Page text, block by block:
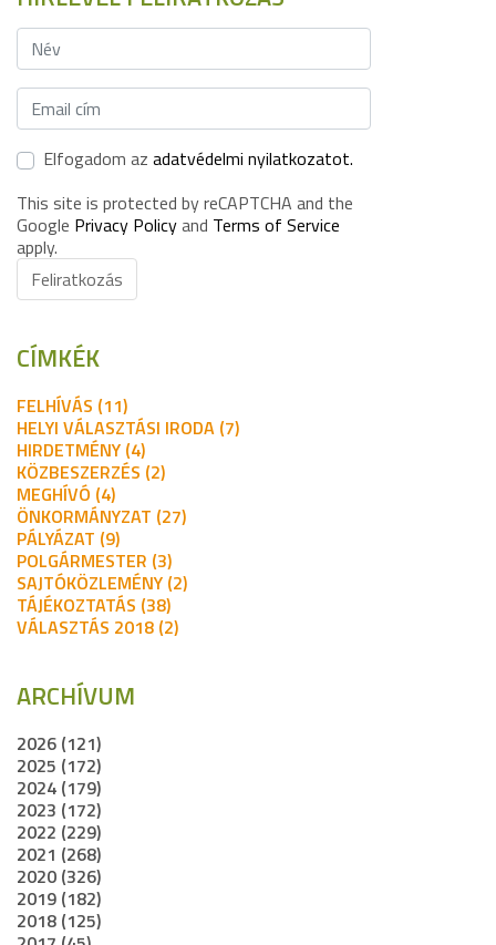
Elfogadom az adatvédelmi nyilatkozatot.
This site is protected by reCAPTCHA and the
Google Privacy Policyand Terms of Service
apply.
Feliratkozás
CÍMKÉK
FELHÍVÁS (11)
HELYI VÁLASZTÁSI IRODA (7)
HIRDETMÉNY (4)
KÖZBESZERZÉS (2)
MEGHÍVÓ (4)
ÖNKORMÁNYZAT (27)
PÁLYÁZAT (9)
POLGÁRMESTER (3)
SAJTÓKÖZLEMÉNY (2)
TÁJÉKOZTATÁS (38)
VÁLASZTÁS 2018 (2)
ARCHÍVUM
2026 (121)
2025 (172)
2024 (179)
2023 (172)
2022 (229)
2021 (268)
2020 (326)
2019 (182)
2018 (125)